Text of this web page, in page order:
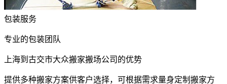
包装服务
专业的包装团队
上海到古交市大众搬家搬场公司的优势
提供多种搬家方案供客户选择，可根据需求量身定制搬家方